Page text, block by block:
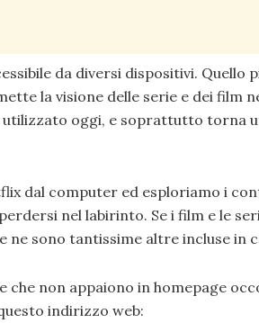
da diversi dispositivi. Quello
la visione delle serie e dei film
oggi, e soprattutto torna
dal computer ed esploriamo i
nel labirinto. Se i film e le
ne sono tantissime altre incluse in
che non appaiono in homepage
indirizzo web: